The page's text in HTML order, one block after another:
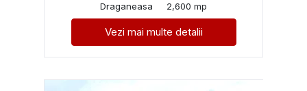
Draganeasa
2,600 mp
Vezi mai multe detalii